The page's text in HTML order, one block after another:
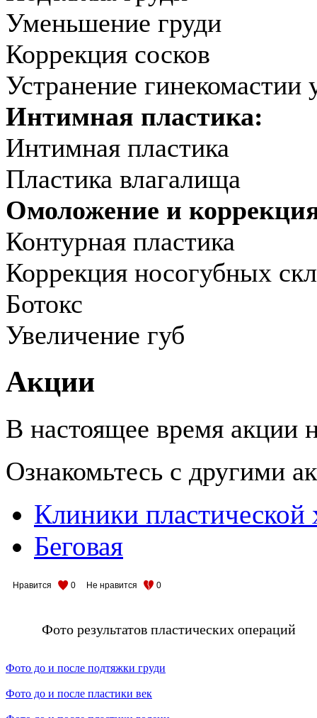
Уменьшение груди
Коррекция сосков
Устранение
Интимная пластика:
Интимная пластика
Пластика влагалища
Омоложение и
Контурная пластика
Коррекция носогубных
Ботокс
Увеличение губ
Акции
В настоящее время акции
Ознакомьтесь с другими
Клиники пластической
Беговая
Нравится 0 Не нравится 0
Фото результатов пластических операций
Фото до и после подтяжки груди
Фото до и после пластики век